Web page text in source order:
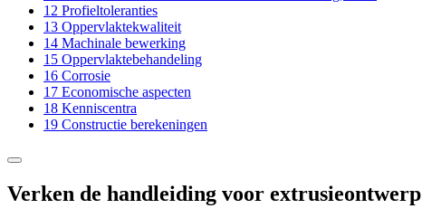
12 Profieltoleranties
13 Oppervlaktekwaliteit
14 Machinale bewerking
15 Oppervlaktebehandeling
16 Corrosie
17 Economische aspecten
18 Kenniscentra
19 Constructie berekeningen
Verken de handleiding voor extrusieontwerp